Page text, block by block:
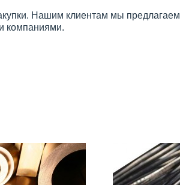
Нашим клиентам мы предлагаем
компаниями.